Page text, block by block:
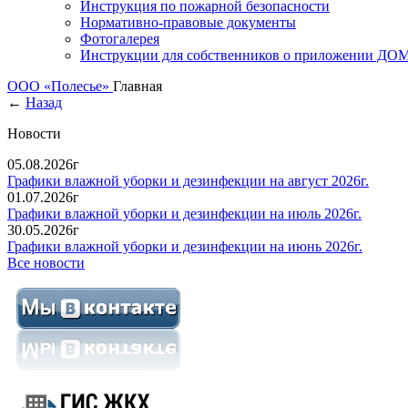
Инструкция по пожарной безопасности
Нормативно-правовые документы
Фотогалерея
Инструкции для собственников о приложении
ООО «Полесье» Главная
← Назад
Новости
05.08.2026г
Графики влажной уборки и дезинфекции на август 2026г.
01.07.2026г
Графики влажной уборки и дезинфекции на июль 2026г.
30.05.2026г
Графики влажной уборки и дезинфекции на июнь 2026г.
Все новости